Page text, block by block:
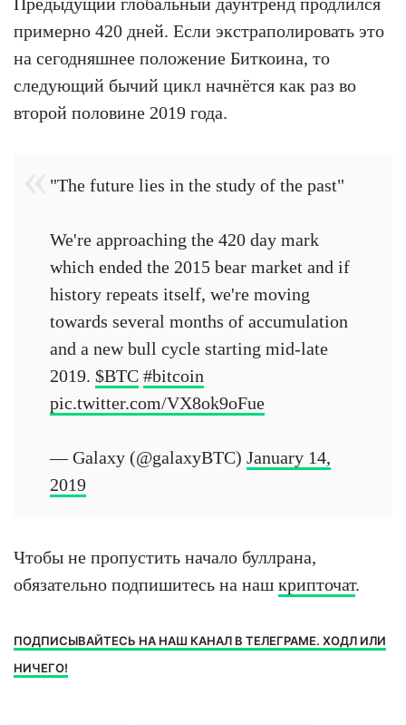
примерно 420 дней. Если экстраполировать это
на сегодняшнее положение Биткоина, то
следующий бычий цикл начнётся как раз во
второй половине 2019 года.
"The future lies in the study of the past"
We're approaching the 420 day mark
which ended the 2015 bear market and if
history repeats itself, we're moving
towards several months of accumulation
and a new bull cycle starting mid-late
2019. $BTC #bitcoin
pic.twitter.com/VX8ok9oFue
— Galaxy (@galaxyBTC) January 14,
2019
Чтобы не пропустить начало буллрана,
обязательно подпишитесь на наш крипточат.
ПОДПИСЫВАЙТЕСЬ НА НАШ КАНАЛ В ТЕЛЕГРАМЕ. ХОДЛ ИЛИ
НИЧЕГО!